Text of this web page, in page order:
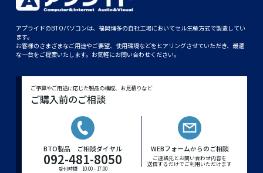
アプライドのBTOパソコンは、福岡博多の自社工場においてセル生産方式で製造してい
ます。
お客様のさまざまなご用途やご要望、使用環境などをヒアリングさせていただき、最適
な一台をご提案いたします。お気軽にお問い合わせください。
ご予算やご用途に応じた製品の構成、お見積りなど
ご購入前のご相談
BTO製品 ご相談ダイヤル
092-481-8050
受付時間 10:00 - 17:00
WEBフォームからのご相談
ご連絡先とお問い合わせ内容を
送信するだけでご利用いただけます